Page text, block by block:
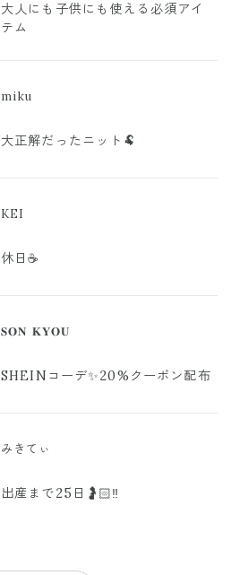
大人にも子供にも使える必須アイ
テム
miku
大正解だったニット🐏
KEI
休日☕️
𝐒𝐎𝐍 𝐊𝐘𝐎𝐔
SHEINコーデ✨20%クーポン配布
みきてぃ
出産まで25日🤰🏻‼️